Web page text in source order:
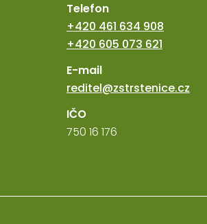
Telefon
+420 461 634 908
+420 605 073 621
E-mail
reditel@zstrstenice.cz
IČO
750 16 176